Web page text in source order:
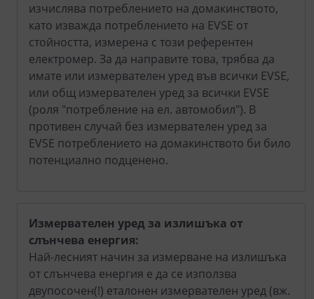
изчислява потреблението на домакинството,
като изважда потреблението на EVSE от
стойността, измерена с този референтен
електромер. За да направите това, трябва да
имате или измервателен уред във всички EVSE,
или общ измервателен уред за всички EVSE
(роля "потребление на ел. автомобил"). В
противен случай без измервателен уред за
EVSE потреблението на домакинството би било
потенциално подценено.
Измервателен уред за излишъка от
слънчева енергия:
Най-лесният начин за измерване на излишъка
от слънчева енергия е да се използва
двупосочен(!) еталонен измервателен уред (вж.